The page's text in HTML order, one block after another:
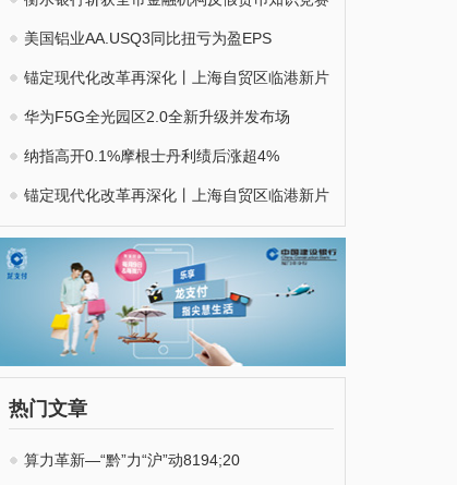
美国铝业AA.USQ3同比扭亏为盈EPS
锚定现代化改革再深化丨上海自贸区临港新片
华为F5G全光园区2.0全新升级并发布场
纳指高开0.1%摩根士丹利绩后涨超4%
锚定现代化改革再深化丨上海自贸区临港新片
热门文章
算力革新—“黔”力“沪”动8194;20